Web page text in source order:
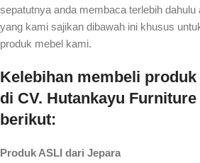
sepatutnya anda membaca terlebih
yang kami sajikan dibawah ini khusus
produk mebel kami.
Kelebihan membeli
di CV. Hutankayu
berikut:
Produk ASLI dari Jepara